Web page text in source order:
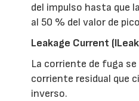
del impulso hasta que
al 50 % del valor de
Leakage Current
La corriente de fuga se
corriente residual que
inverso.